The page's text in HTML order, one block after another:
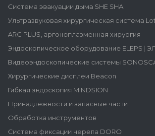
Система эвакуации дыма SHE SHA
Ультразвуковая хирургическая система
ARC PLUS, аргоноплазменная хирургия
Эндоскопическое оборудование ELEPS |
Видеоэндоскопические системы
Хирургические дисплеи Beacon
Гибкая эндоскопия MINDSION
Принадлежности и запасные части
Обработка инструментов
Система фиксации черепа DORO